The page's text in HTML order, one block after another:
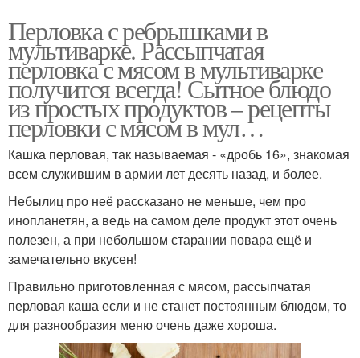
Перловка с ребрышками в
мультиварке. Рассыпчатая
перловка с мясом в мультиварке
получится всегда! Сытное блюдо
из простых продуктов – рецепты
перловки с мясом в мул…
Кашка перловая, так называемая - «дробь 16», знакомая
всем служившим в армии лет десять назад, и более.
Небылиц про неё рассказано не меньше, чем про
инопланетян, а ведь на самом деле продукт этот очень
полезен, а при небольшом старании повара ещё и
замечательно вкусен!
Правильно приготовленная с мясом, рассыпчатая
перловая каша если и не станет постоянным блюдом, то
для разнообразия меню очень даже хороша.